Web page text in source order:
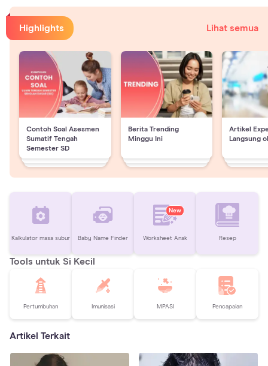
Highlights Lihat semua
Contoh Soal Asesmen
Sumatif Tengah
Semester SD
Berita Trending
Minggu Ini
Artikel
Langsung
Kalkulator masa subur Baby Name Finder
New
Worksheet Anak Resep
Tools untuk Si Kecil
Pertumbuhan Imunisasi MPASI Pencapaian
Artikel Terkait